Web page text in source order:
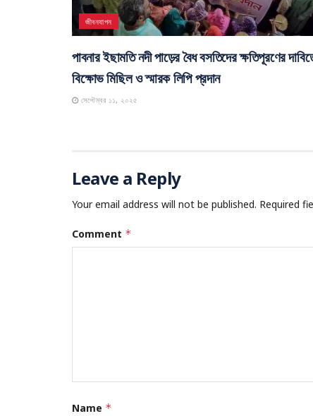
জীবনযাপন
পাবনার ইছামতি নদী পাড়ের বৈধ বসতিদের ক্ষতিপূরণের
বিক্ষোভ মিছিল ও স্মারক লিপি প্রদান
সেপ্টেম্বর ১১, ২০২৫
Leave a Reply
Your email address will not be published. Required
Comment *
Name *